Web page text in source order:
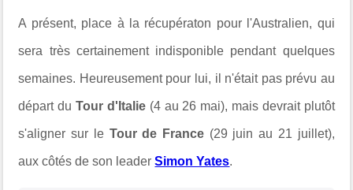
A présent, place à la récupératon pour l'Australien, qui
sera très certainement indisponible pendant quelques
semaines. Heureusement pour lui, il n'était pas prévu au
départ duTour d'Italie(4 au 26 mai), mais devrait plutôt
s'aligner sur le Tour de France (29 juin au 21 juillet),
aux côtés de son leaderSimon Yates.